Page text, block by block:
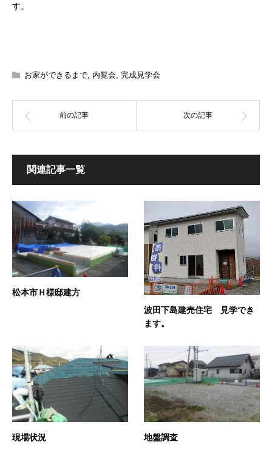
す。
お家ができるまで, 内覧会, 完成見学会
関連記事一覧
松本市Ｈ様邸建方
波田下島建売住宅 見学でき
ます。
現場状況 地盤調査